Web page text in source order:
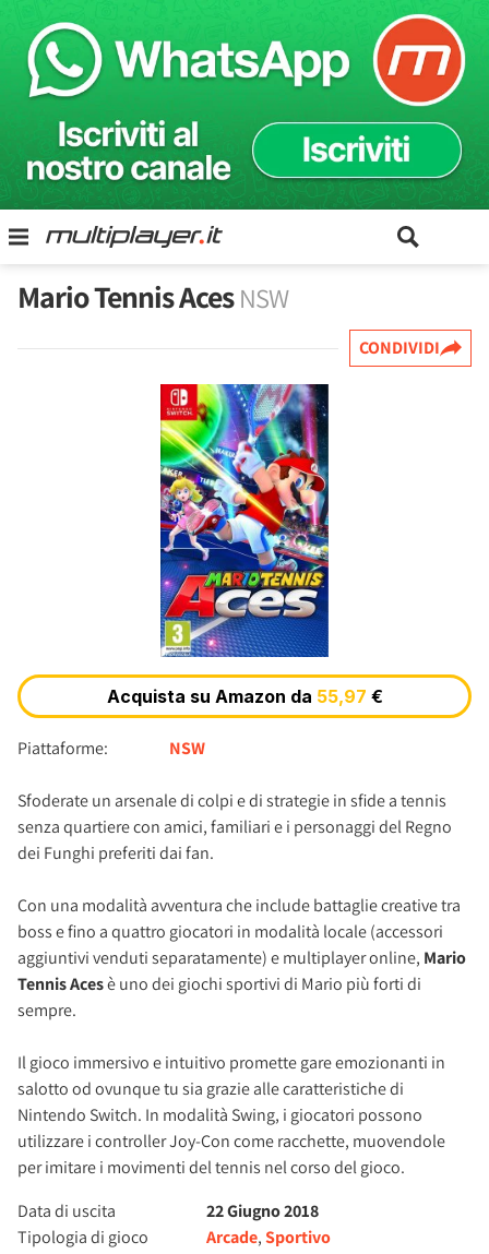
Mario Tennis AcesNSW
CONDIVIDI
Piattaforme: NSW
Sfoderate un arsenale di colpi e di strategie in sfide a tennis
senza quartiere con amici, familiari e i personaggi del Regno
dei Funghi preferiti dai fan.
Con una modalità avventura che include battaglie creative tra
boss e fino a quattro giocatori in modalità locale (accessori
aggiuntivi venduti separatamente) e multiplayer online, Mario
Tennis Acesè uno dei giochi sportivi di Mario più forti di
sempre.
Il gioco immersivo e intuitivo promette gare emozionanti in
salotto od ovunque tu sia grazie alle caratteristiche di
Nintendo Switch. In modalità Swing, i giocatori possono
utilizzare i controller Joy-Con come racchette, muovendole
per imitare i movimenti del tennis nel corso del gioco.
Data di uscita
22 Giugno 2018
Tipologia di gioco
Arcade,Sportivo